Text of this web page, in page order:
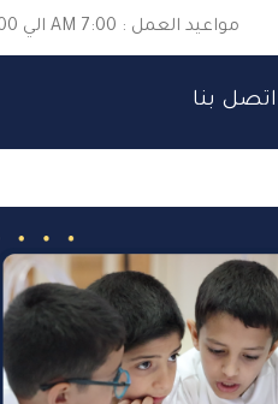
مواعيد العمل : 7:00 AM الي 2:00 PM
اتصل بنا